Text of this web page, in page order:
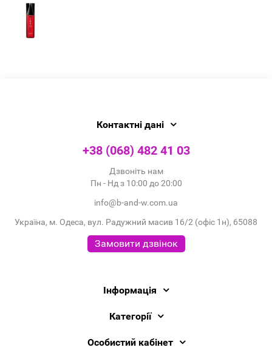
Контактні дані
+38 (068) 482 41 03
Дзвоніть нам
Пн - Нд з 10:00 до 20:00
info@b-and-w.com.ua
Україна, м. Одеса, вул. Радужний масив 16/2 (офіс 1н), 65088
Замовити дзвінок
Інформація
Категорії
Особистий кабінет